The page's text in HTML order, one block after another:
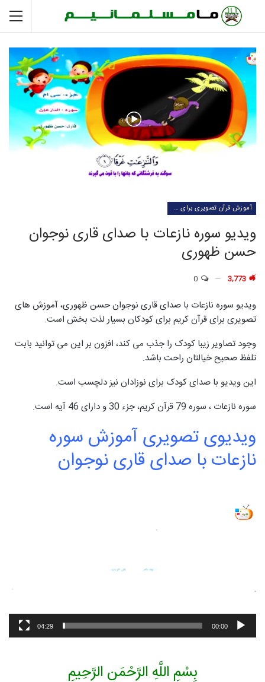
آموزش قرآن تصویری برای کودکان
ویدیو سوره نازعات با صدای قاری نوجوان
حسن ظهوری
ویدیو سوره نازعات با صدای قاری نوجوان حسن ظهوری، آموزش های
تصویری برای قرآن کریم برای کودکان بسیار لذت بخش است.
وجود تصاویر زیبا کودک را جذب می کند، افزون بر این می توانید بابت
تلفظ صحیح خیالتان راحت باشد.
این ویدیو با صدای کودک برای نوزادان نیز دلچسب است.
سوره نازعات ، سوره 79 قرآن کریم، جزء 30 و دارای 46 آیه است.
ویدیوی تصویری آموزش سوره
نازعات با صدای قاری نوجوان
نمایشگر
ویدیو
00:00
04:29
بِسْمِ اللَّهِ الرَّحْمَنِ الرَّحِیمِ